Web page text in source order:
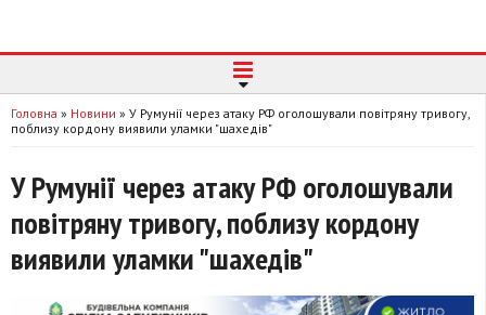
Головна » Новини » У Румунії через атаку РФ оголошували повітряну тривогу,
поблизу кордону виявили уламки "шахедів"
У Румунії через атаку РФ оголошували
повітряну тривогу, поблизу кордону
виявили уламки "шахедів"